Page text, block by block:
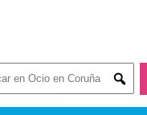
Submit